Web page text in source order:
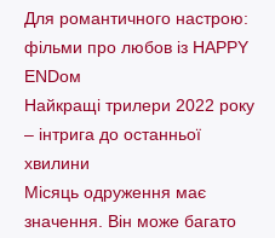
Для романтичного настрою:
фільми про любов із HAPPY
ENDом
Найкращі трилери 2022 року
– інтрига до останньої
хвилини
Місяць одруження має
значення. Він може багато